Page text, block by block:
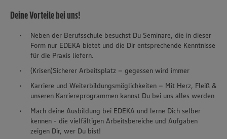
Deine Vorteile bei uns!
Neben der Berufsschule besuchst Du Seminare, die in dieser
Form nur EDEKA bietet und die Dir entsprechende Kenntnisse
für die Praxis liefern.
(Krisen)Sicherer Arbeitsplatz – gegessen wird immer
Karriere und Weiterbildungsmöglichkeiten – Mit Herz, Fleiß &
unseren Karriereprogrammen kannst Du bei uns alles werden
Mach deine Ausbildung bei EDEKA und lerne Dich selber
kennen - die vielfältigen Arbeitsbereiche und Aufgaben
zeigen Dir, wer Du bist!